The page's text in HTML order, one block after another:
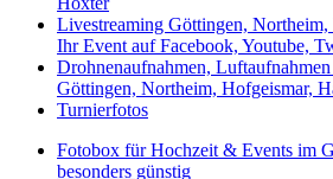
Livestreaming Göttingen,
Ihr Event auf Facebook, Youtube,
Drohnenaufnahmen,
Göttingen, Northeim, Hofgeismar,
Turnierfotos
Fotobox für Hochzeit & Events im
besonders günstig